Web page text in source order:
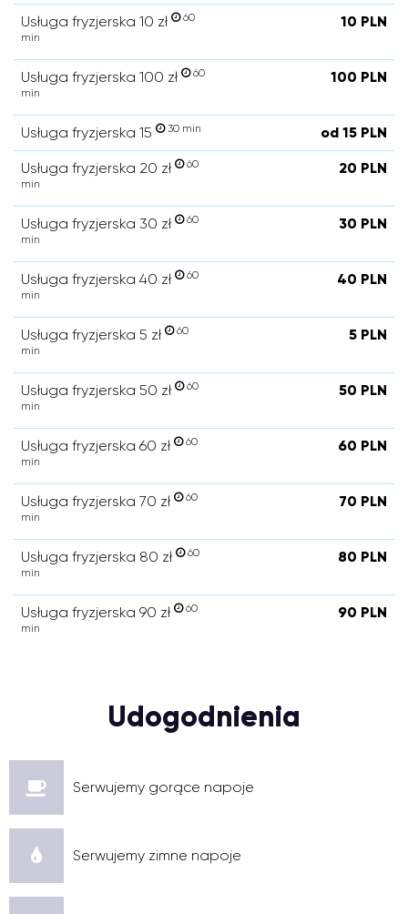
Usługa fryzjerska 10 zł
60
min
10 PLN
Usługa fryzjerska 100 zł
60
min
100 PLN
Usługa fryzjerska 15 30 min od 15 PLN
Usługa fryzjerska 20 zł
60
min
20 PLN
Usługa fryzjerska 30 zł
60
min
30 PLN
Usługa fryzjerska 40 zł
60
min
40 PLN
Usługa fryzjerska 5 zł
60
min
5 PLN
Usługa fryzjerska 50 zł
60
min
50 PLN
Usługa fryzjerska 60 zł
60
min
60 PLN
Usługa fryzjerska 70 zł
60
min
70 PLN
Usługa fryzjerska 80 zł
60
min
80 PLN
Usługa fryzjerska 90 zł
60
min
90 PLN
Udogodnienia
Serwujemy gorące napoje
Serwujemy zimne napoje